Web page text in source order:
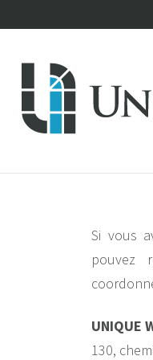
Si vous
pouvez
UNIQUE
130,